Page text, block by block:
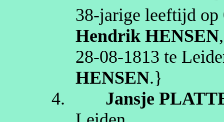
38‑jarige leeftijd op
Hendrik HENSEN
28‑08‑1813 te
HENSEN.}
4.
Jansje